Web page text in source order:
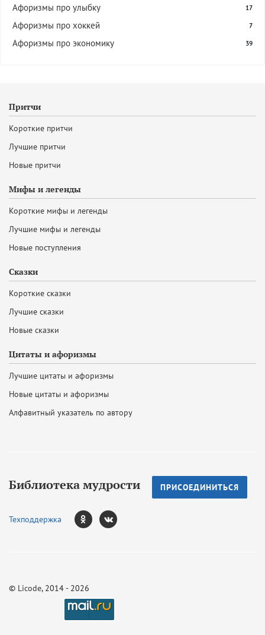
Афоризмы про улыбку 17
Афоризмы про хоккей 7
Афоризмы про экономику 39
Притчи
Короткие притчи
Лучшие притчи
Новые притчи
Мифы и легенды
Короткие мифы и легенды
Лучшие мифы и легенды
Новые поступления
Сказки
Короткие сказки
Лучшие сказки
Новые сказки
Цитаты и афоризмы
Лучшие цитаты и афоризмы
Новые цитаты и афоризмы
Алфавитный указатель по автору
Библиотека мудрости ПРИСОЕДИНИТЬСЯ
Техподдержка
© Licode, 2014 - 2026